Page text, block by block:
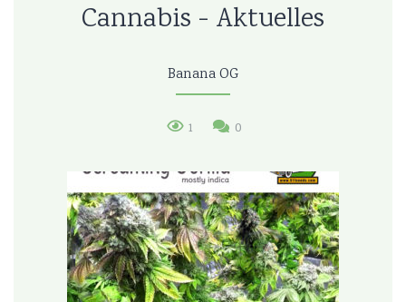
Cannabis - Aktuelles
Banana OG
1 0